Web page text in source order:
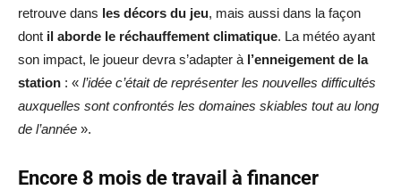
retrouve dans les décors du jeu, mais aussi dans la façon
dont il aborde le réchauffement climatique. La météo ayant
son impact, le joueur devra s’adapter à l’enneigement de la
station : « l’idée c’était de représenter les nouvelles difficultés
auxquelles sont confrontés les domaines skiables tout au long
de l’année ».
Encore 8 mois de travail à financer